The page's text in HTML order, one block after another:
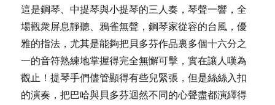
這是鋼琴、中提琴與小提琴的三人奏，琴聲一響，全
場觀衆屏息靜聽、鴉雀無聲，鋼琴家從容的台風，優
雅的指法，尤其是能夠把貝多芬作品裏多個十六分之
一的音符熟練地掌握得完全無懈可擊，實在讓人嘆為
觀止！提琴手們儘管顯得有些兒緊張，但是絲絲入扣
的演奏，把巴哈與貝多芬迴然不同的心聲盡都演繹得